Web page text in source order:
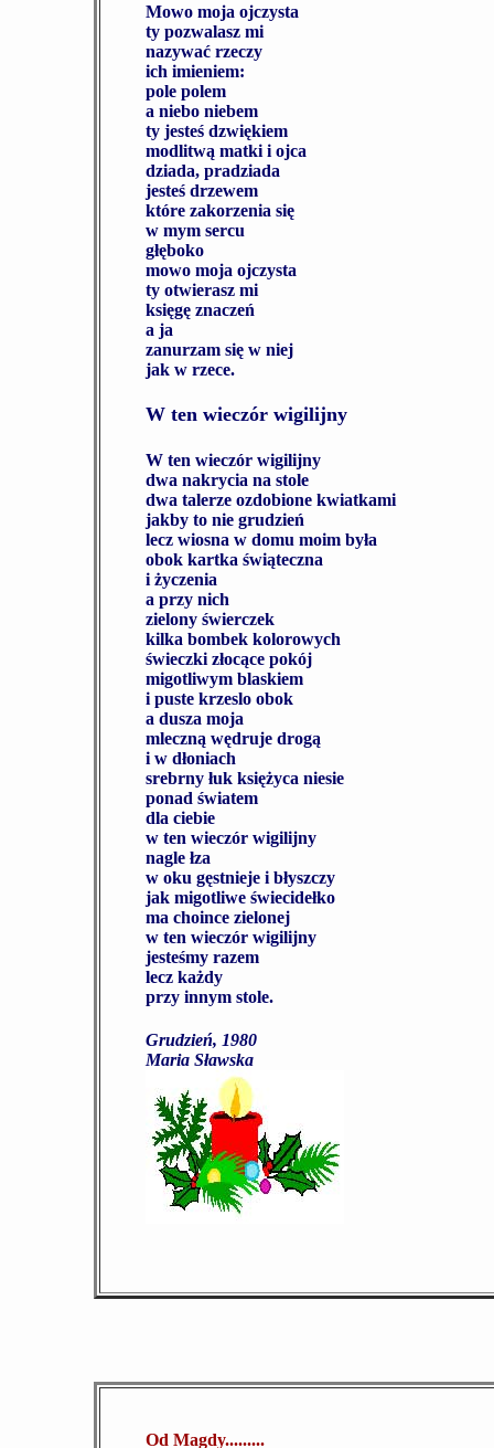
Mowo moja ojczysta
ty pozwalasz mi
nazywać rzeczy
ich imieniem:
pole polem
a niebo niebem
ty jesteś dzwiękiem
modlitwą matki i ojca
dziada, pradziada
jesteś drzewem
które zakorzenia się
w mym sercu
głęboko
mowo moja ojczysta
ty otwierasz mi
księgę znaczeń
a ja
zanurzam się w niej
jak w rzece.
W ten wieczór wigilijny
W ten wieczór wigilijny
dwa nakrycia na stole
dwa talerze ozdobione kwiatkami
jakby to nie grudzień
lecz wiosna w domu moim była
obok kartka świąteczna
i życzenia
a przy nich
zielony świerczek
kilka bombek kolorowych
świeczki złocące pokój
migotliwym blaskiem
i puste krzeslo obok
a dusza moja
mleczną wędruje drogą
i w dłoniach
srebrny łuk księżyca niesie
ponad światem
dla ciebie
w ten wieczór wigilijny
nagle łza
w oku gęstnieje i błyszczy
jak migotliwe świecidełko
ma choince zielonej
w ten wieczór wigilijny
jesteśmy razem
lecz każdy
przy innym stole.
Grudzień, 1980
Maria Sławska
Od Magdy.........